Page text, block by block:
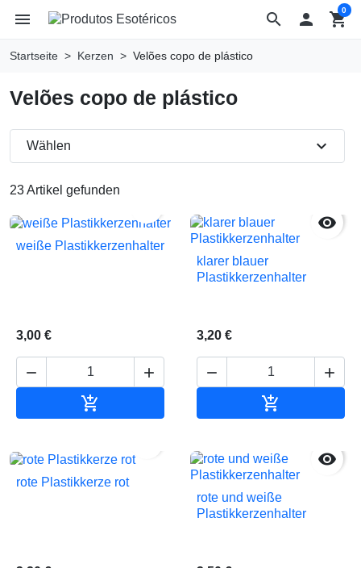
search
menu  shopping_cart
0
Startseite Kerzen Velões copo de plástico
Velões copo de plástico
23 Artikel gefunden
Wählen expand_more
weiße Plastikkerzenhalter
3,00 €
 


klarer blauer
Plastikkerzenhalter
3,20 €
 

rote Plastikkerze rot

rote und weiße
Plastikkerzenhalter